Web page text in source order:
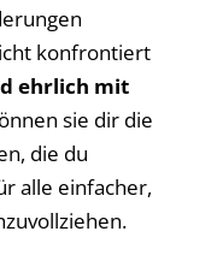
konfrontiert
ehrlich mit
sie dir die
die du
alle einfacher,